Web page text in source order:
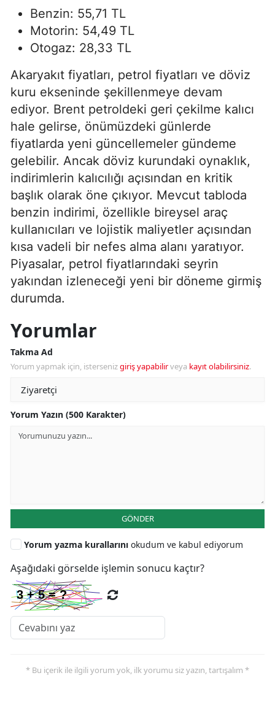
Benzin: 55,71 TL
Motorin: 54,49 TL
Otogaz: 28,33 TL
Akaryakıt fiyatları, petrol fiyatları ve döviz
kuru ekseninde şekillenmeye devam
ediyor. Brent petroldeki geri çekilme kalıcı
hale gelirse, önümüzdeki günlerde
fiyatlarda yeni güncellemeler gündeme
gelebilir. Ancak döviz kurundaki oynaklık,
indirimlerin kalıcılığı açısından en kritik
başlık olarak öne çıkıyor. Mevcut tabloda
benzin indirimi, özellikle bireysel araç
kullanıcıları ve lojistik maliyetler açısından
kısa vadeli bir nefes alma alanı yaratıyor.
Piyasalar, petrol fiyatlarındaki seyrin
yakından izleneceği yeni bir döneme girmiş
durumda.
Yorumlar
Takma Ad
Yorum yapmak için, istersenizgiriş yapabilirveya kayıt olabilirsiniz.
Yorum Yazın (500 Karakter)
GÖNDER
Yorum yazma kurallarını okudum ve kabul ediyorum
Aşağıdaki görselde işlemin sonucu kaçtır?
* Bu içerik ile ilgili yorum yok, ilk yorumu siz yazın, tartışalım *